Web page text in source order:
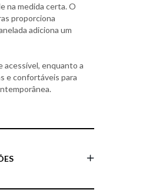
na medida certa. O
proporciona
adiciona um
acessível, enquanto a
e confortáveis para